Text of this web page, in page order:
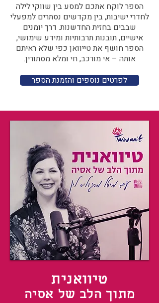
הספר לוקח אתכם למסע בין שווקי לילה
לחדרי ישיבות, בין מקדשים נסתרים למפעלי
שבבים בחזית החדשנות. דרך יומנים
אישיים, תובנות תרבותיות ומידע שימושי,
הספר חושף את טייוואן כפי שלא ראיתם
אותה – אי מורכב, חי ומלא מסתורין.
לפרטים נוספים והזמנת הספר
טיוואנית
מתוך הלב של אסיה